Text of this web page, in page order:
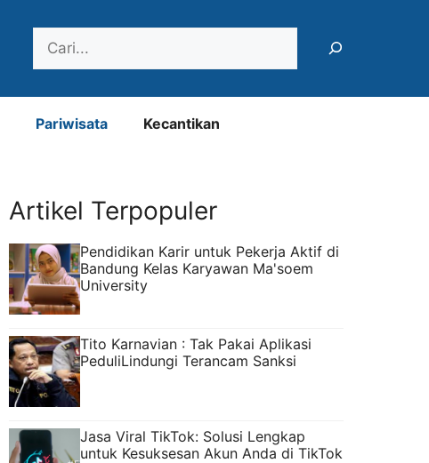
Pariwisata Kecantikan
Artikel Terpopuler
Pendidikan Karir untuk Pekerja Aktif di
Bandung Kelas Karyawan Ma'soem
University
Tito Karnavian : Tak Pakai Aplikasi
PeduliLindungi Terancam Sanksi
Jasa Viral TikTok: Solusi Lengkap
untuk Kesuksesan Akun Anda di TikTok